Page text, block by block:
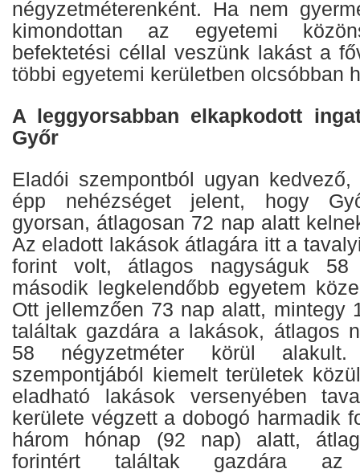
négyzetméterenként. Ha nem
kimondottan az egyetemi
befektetési céllal veszünk lakást a
többi egyetemi kerületben olcsóbban
A leggyorsabban elkapkodott
Győr
Eladói szempontból ugyan
épp nehézséget jelent, hogy
gyorsan, átlagosan 72 nap alatt
Az eladott lakások átlagára itt a
forint volt, átlagos nagyságuk 58
második legkelendőbb egyetem
Ott jellemzően 73 nap alatt, mintegy
találtak gazdára a lakások, átlagos
58 négyzetméter körül
szempontjából kiemelt területek
eladható lakások versenyében
kerülete végzett a dobogó harmadik
három hónap (92 nap) alatt,
forintért találtak gazdára